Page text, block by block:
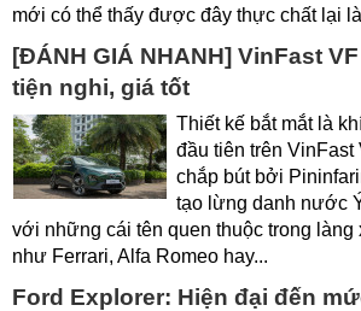
mới có thể thấy được đây thực chất lại
[ĐÁNH GIÁ NHANH] VinFast
tiện nghi, giá tốt
Thiết kế bắt mắt là
đầu tiên trên
chắp bút bởi
tạo lừng danh nước
với những cái tên quen thuộc trong
như Ferrari, Alfa Romeo hay...
Ford Explorer: Hiện đại đến